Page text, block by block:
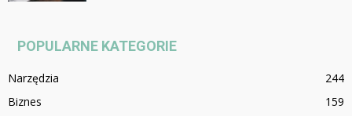
POPULARNE KATEGORIE
Narzędzia
244
Biznes
159